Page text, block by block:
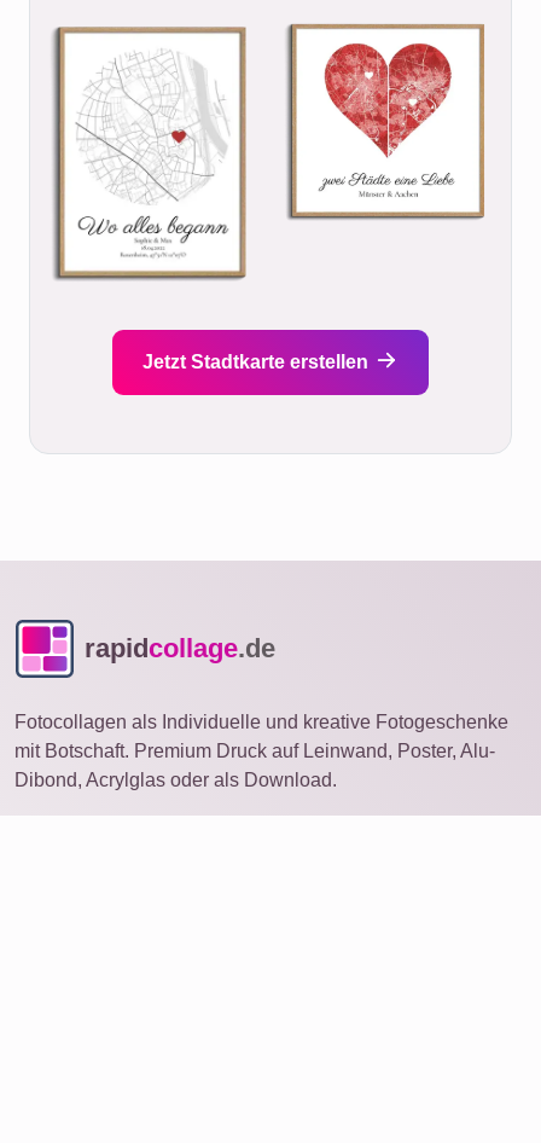
Jetzt Stadtkarte erstellen
rapidcollage.de
Fotocollagen als Individuelle und kreative Fotogeschenke
mit Botschaft. Premium Druck auf Leinwand, Poster, Alu-
Dibond, Acrylglas oder als Download.